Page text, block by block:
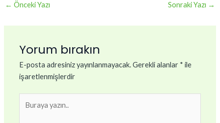
← Önceki Yazı Sonraki Yazı →
Yorum bırakın
E-posta adresiniz yayınlanmayacak.Gerekli alanlar * ile
işaretlenmişlerdir
yazın..